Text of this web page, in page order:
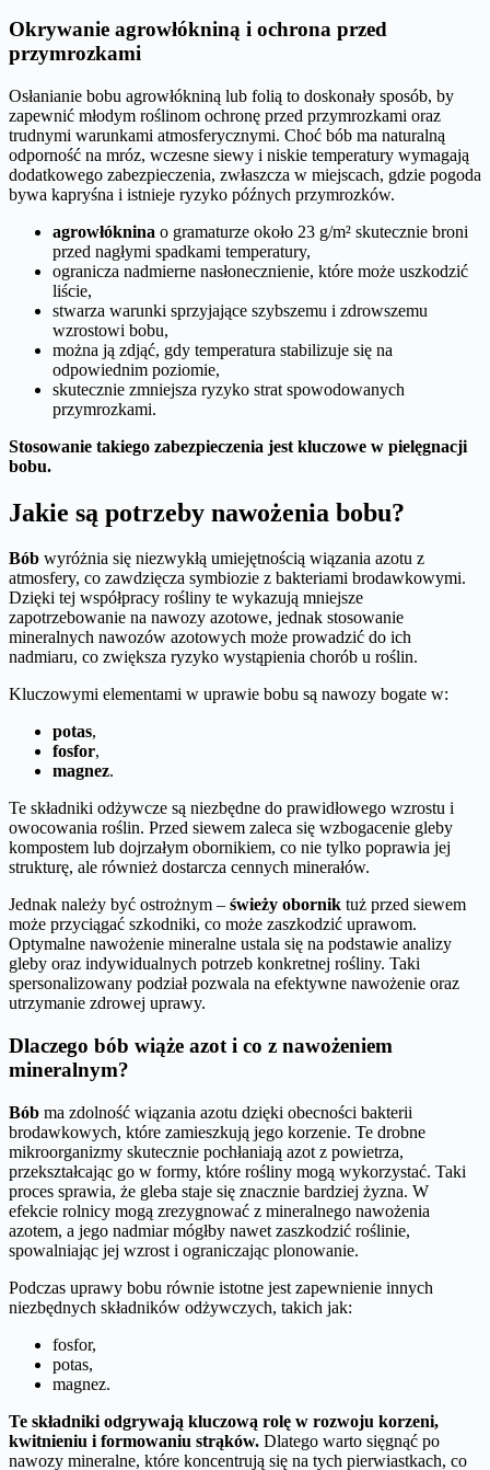
Okrywanie agrowłókniną i ochrona przed
przymrozkami
Osłanianie bobu agrowłókniną lub folią to doskonały sposób, by
zapewnić młodym roślinom ochronę przed przymrozkami oraz
trudnymi warunkami atmosferycznymi. Choć bób ma naturalną
odporność na mróz, wczesne siewy i niskie temperatury wymagają
dodatkowego zabezpieczenia, zwłaszcza w miejscach, gdzie pogoda
bywa kapryśna i istnieje ryzyko późnych przymrozków.
agrowłóknina o gramaturze około 23 g/m² skutecznie broni
przed nagłymi spadkami temperatury,
ogranicza nadmierne nasłonecznienie, które może uszkodzić
liście,
stwarza warunki sprzyjające szybszemu i zdrowszemu
wzrostowi bobu,
można ją zdjąć, gdy temperatura stabilizuje się na
odpowiednim poziomie,
skutecznie zmniejsza ryzyko strat spowodowanych
przymrozkami.
Stosowanie takiego zabezpieczenia jest kluczowe w pielęgnacji
bobu.
Jakie są potrzeby nawożenia bobu?
Bób wyróżnia się niezwykłą umiejętnością wiązania azotu z
atmosfery, co zawdzięcza symbiozie z bakteriami brodawkowymi.
Dzięki tej współpracy rośliny te wykazują mniejsze
zapotrzebowanie na nawozy azotowe, jednak stosowanie
mineralnych nawozów azotowych może prowadzić do ich
nadmiaru, co zwiększa ryzyko wystąpienia chorób u roślin.
Kluczowymi elementami w uprawie bobu są nawozy bogate w:
potas,
fosfor,
magnez.
Te składniki odżywcze są niezbędne do prawidłowego wzrostu i
owocowania roślin. Przed siewem zaleca się wzbogacenie gleby
kompostem lub dojrzałym obornikiem, co nie tylko poprawia jej
strukturę, ale również dostarcza cennych minerałów.
Jednak należy być ostrożnym – świeży obornik tuż przed siewem
może przyciągać szkodniki, co może zaszkodzić uprawom.
Optymalne nawożenie mineralne ustala się na podstawie analizy
gleby oraz indywidualnych potrzeb konkretnej rośliny. Taki
spersonalizowany podział pozwala na efektywne nawożenie oraz
utrzymanie zdrowej uprawy.
Dlaczego bób wiąże azot i co z nawożeniem
mineralnym?
Bób ma zdolność wiązania azotu dzięki obecności bakterii
brodawkowych, które zamieszkują jego korzenie. Te drobne
mikroorganizmy skutecznie pochłaniają azot z powietrza,
przekształcając go w formy, które rośliny mogą wykorzystać. Taki
proces sprawia, że gleba staje się znacznie bardziej żyzna. W
efekcie rolnicy mogą zrezygnować z mineralnego nawożenia
azotem, a jego nadmiar mógłby nawet zaszkodzić roślinie,
spowalniając jej wzrost i ograniczając plonowanie.
Podczas uprawy bobu równie istotne jest zapewnienie innych
niezbędnych składników odżywczych, takich jak:
fosfor,
potas,
magnez.
Te składniki odgrywają kluczową rolę w rozwoju korzeni,
kwitnieniu i formowaniu strąków. Dlatego warto sięgnąć po
nawozy mineralne, które koncentrują się na tych pierwiastkach, co